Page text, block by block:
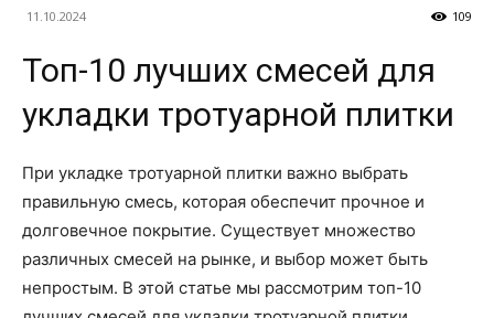
11.10.2024 109
Топ-10 лучших смесей для
укладки тротуарной плитки
При укладке тротуарной плитки важно выбрать
правильную смесь, которая обеспечит прочное и
долговечное покрытие. Существует множество
различных смесей на рынке, и выбор может быть
непростым. В этой статье мы рассмотрим топ-10